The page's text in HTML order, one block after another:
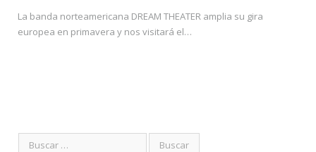
La banda norteamericana DREAM THEATER amplia su gira
europea en primavera y nos visitará el…